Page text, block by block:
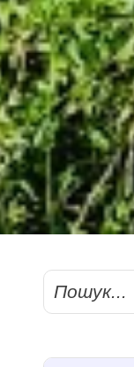
Пошук